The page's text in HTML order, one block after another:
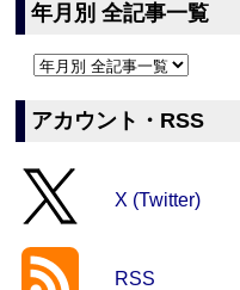
年月別 全記事一覧
アカウント・RSS
X (Twitter)
RSS